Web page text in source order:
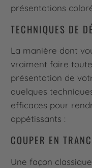
présentations
TECHNIQUES DE
La manière dont
vraiment faire
présentation de
quelques
efficaces pour
appétissants :
COUPER EN
Une façon